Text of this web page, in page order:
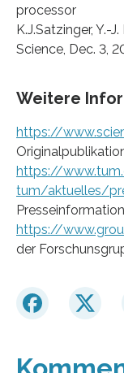
processor
K.J.Satzinger, Y.-
Science, Dec. 3,
Weitere
https://
https://
tum/aktuelles/
https://
der